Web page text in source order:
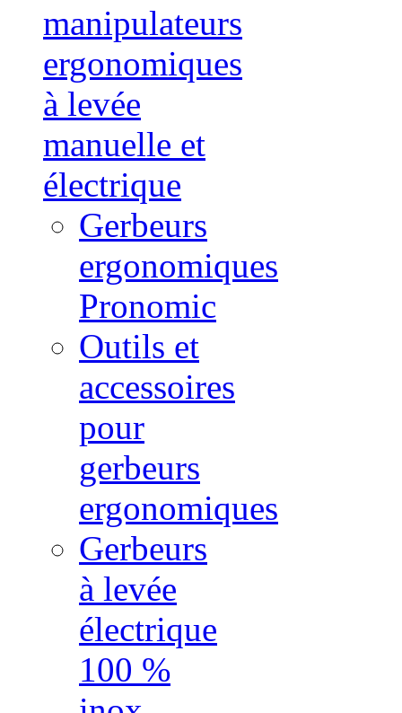
manipulateurs
ergonomiques
à levée
manuelle et
électrique
Gerbeurs
ergonomiques
Pronomic
Outils et
accessoires
pour
gerbeurs
ergonomiques
Gerbeurs
à levée
électrique
100 %